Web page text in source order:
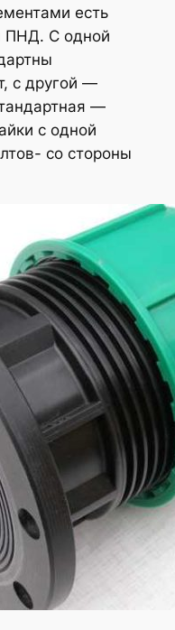
есть
ПНД. С одной
с другой —
—
с одной
со стороны